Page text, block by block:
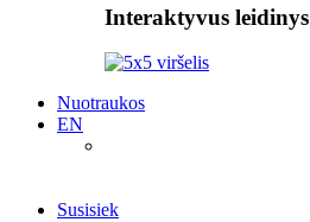
Interaktyvus leidinys
Nuotraukos
EN
Susisiek